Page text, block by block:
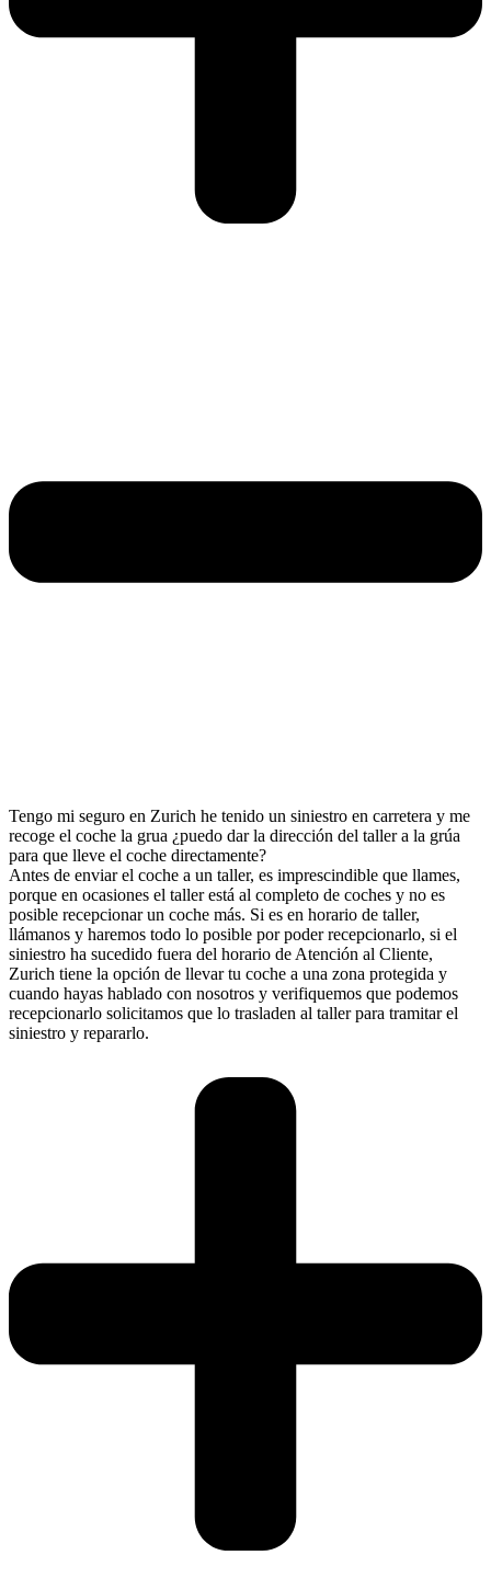
Tengo mi seguro en Zurich he tenido un siniestro en carretera y me
recoge el coche la grua ¿puedo dar la dirección del taller a la grúa
para que lleve el coche directamente?
Antes de enviar el coche a un taller, es imprescindible que llames,
porque en ocasiones el taller está al completo de coches y no es
posible recepcionar un coche más. Si es en horario de taller,
llámanos y haremos todo lo posible por poder recepcionarlo, si el
siniestro ha sucedido fuera del horario de Atención al Cliente,
Zurich tiene la opción de llevar tu coche a una zona protegida y
cuando hayas hablado con nosotros y verifiquemos que podemos
recepcionarlo solicitamos que lo trasladen al taller para tramitar el
siniestro y repararlo.